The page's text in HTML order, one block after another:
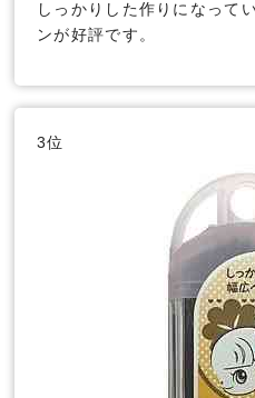
しっかりした作りになって
ンが好評です。
3位